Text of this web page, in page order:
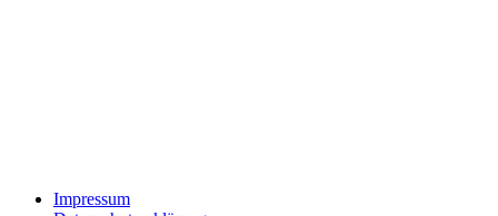
Impressum